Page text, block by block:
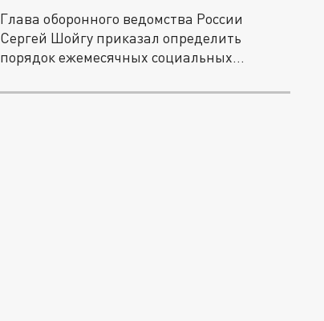
Глава оборонного ведомства России
Сергей Шойгу приказал определить
порядок ежемесячных социальных